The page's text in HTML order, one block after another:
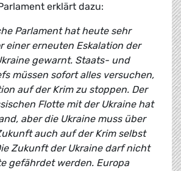
erklärt dazu:
Parlament hat heute sehr
einer erneuten Eskalation der
gewarnt. Staats- und
müssen sofort alles versuchen,
auf der Krim zu stoppen. Der
Flotte mit der Ukraine hat
aber die Ukraine muss über
auch auf der Krim selbst
Zukunft der Ukraine darf nicht
gefährdet werden. Europa